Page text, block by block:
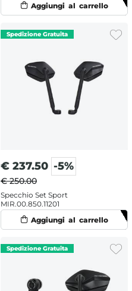
€ 237.50 -5%
€ 250.00
Specchio Set Sport
MIR.00.850.11201